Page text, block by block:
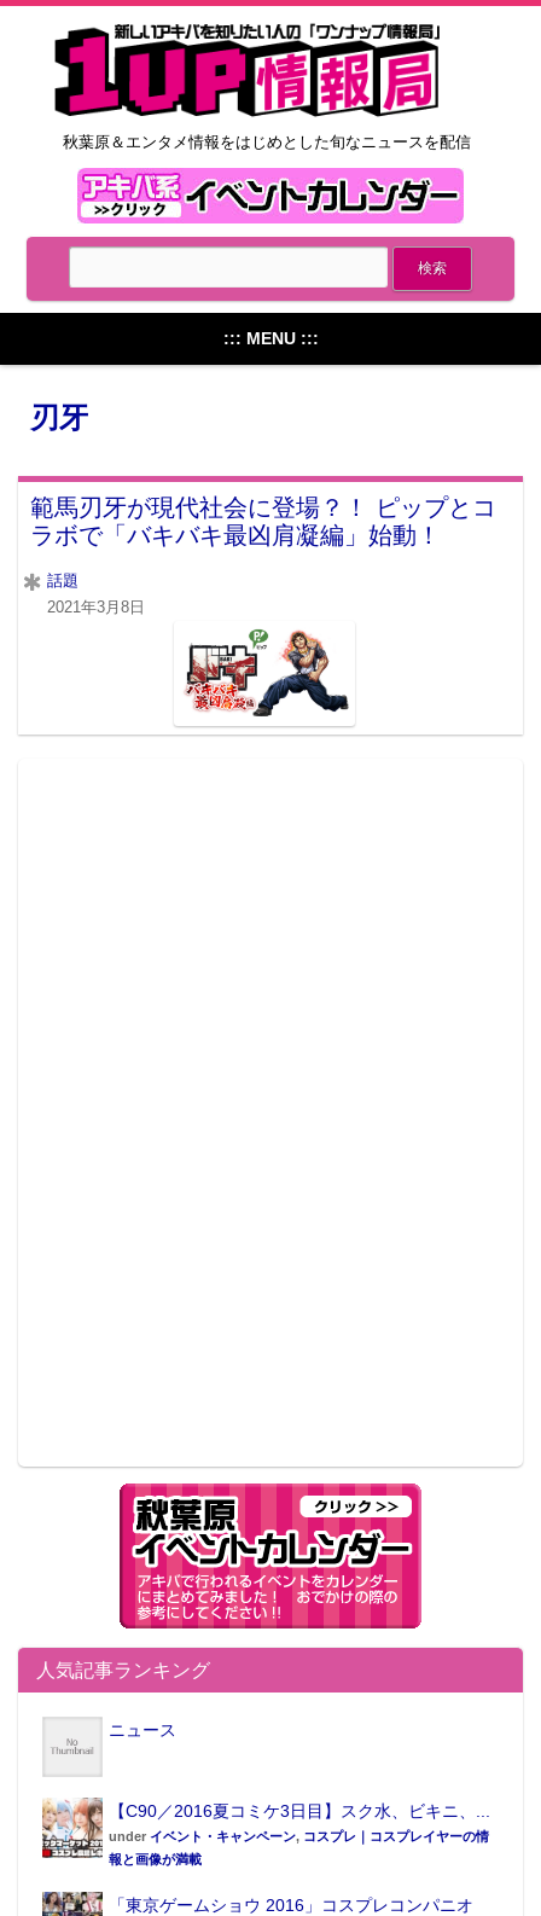
秋葉原＆エンタメ情報をはじめとした旬なニュースを配信
::: MENU :::
刃牙
範馬刃牙が現代社会に登場？！ ピップとコ
ラボで「バキバキ最凶肩凝編」始動！
話題
2021年3月8日
人気記事ランキング
ニュース
【C90／2016夏コミケ3日目】スク水、ビキニ、...
under イベント・キャンペーン, コスプレ｜コスプレイヤーの情
報と画像が満載
「東京ゲームショウ 2016」コスプレコンパニオ